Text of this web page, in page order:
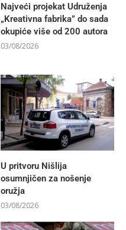
Najveći projekat Udruženja
„Kreativna fabrika” do sada
okupiće više od 200 autora
03/08/2026
U pritvoru Nišlija
osumnjičen za nošenje
oružja
03/08/2026